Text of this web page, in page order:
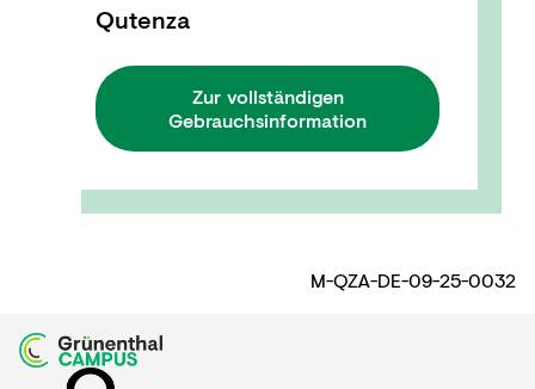
Qutenza
Zur vollständigen
Gebrauchsinformation
M-QZA-DE-09-25-0032